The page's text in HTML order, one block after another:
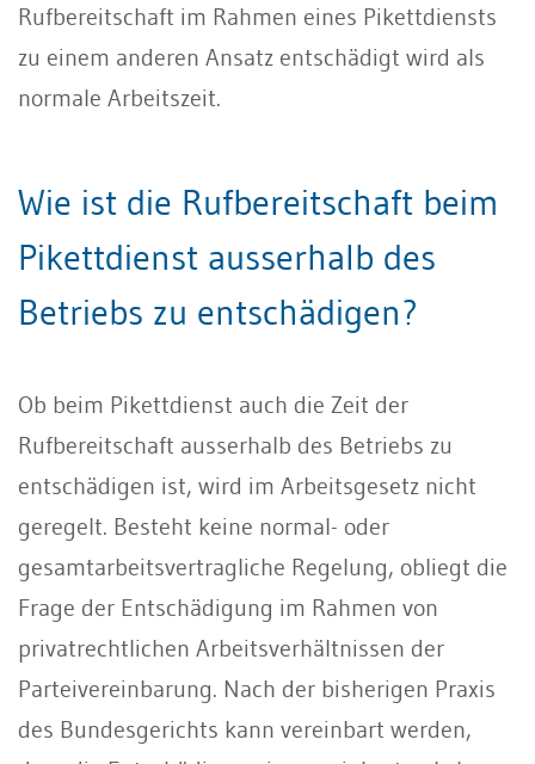
Rufbereitschaft im Rahmen eines Pikettdiensts
zu einem anderen Ansatz entschädigt wird als
normale Arbeitszeit.
Wie ist die Rufbereitschaft beim
Pikettdienst ausserhalb des
Betriebs zu entschädigen?
Ob beim Pikettdienst auch die Zeit der
Rufbereitschaft ausserhalb des Betriebs zu
entschädigen ist, wird im Arbeitsgesetz nicht
geregelt. Besteht keine normal- oder
gesamtarbeitsvertragliche Regelung, obliegt die
Frage der Entschädigung im Rahmen von
privatrechtlichen Arbeitsverhältnissen der
Parteivereinbarung. Nach der bisherigen Praxis
des Bundesgerichts kann vereinbart werden,